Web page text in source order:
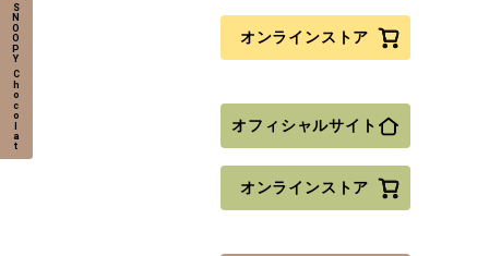
S
N
O
O
P
Y
C
h
o
c
o
a
t
オンラインストア
オフィシャルサイト
オンラインストア